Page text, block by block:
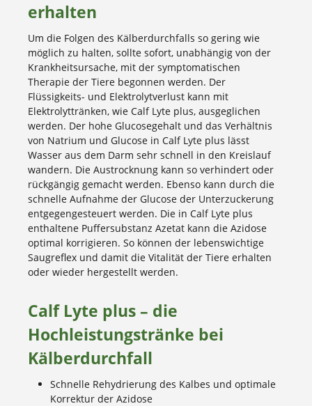
erhalten
Um die Folgen des Kälberdurchfalls so gering wie
möglich zu halten, sollte sofort, unabhängig von der
Krankheitsursache, mit der symptomatischen
Therapie der Tiere begonnen werden. Der
Flüssigkeits- und Elektrolytverlust kann mit
Elektrolyttränken, wie Calf Lyte plus, ausgeglichen
werden. Der hohe Glucosegehalt und das Verhältnis
von Natrium und Glucose in Calf Lyte plus lässt
Wasser aus dem Darm sehr schnell in den Kreislauf
wandern. Die Austrocknung kann so verhindert oder
rückgängig gemacht werden. Ebenso kann durch die
schnelle Aufnahme der Glucose der Unterzuckerung
entgegengesteuert werden. Die in Calf Lyte plus
enthaltene Puffersubstanz Azetat kann die Azidose
optimal korrigieren. So können der lebenswichtige
Saugreflex und damit die Vitalität der Tiere erhalten
oder wieder hergestellt werden.
Calf Lyte plus – die
Hochleistungstränke bei
Kälberdurchfall
Schnelle Rehydrierung des Kalbes und optimale
Korrektur der Azidose